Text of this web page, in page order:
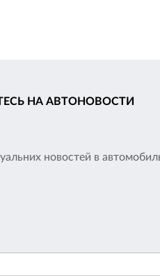
НА АВТОНОВОСТИ
новостей в